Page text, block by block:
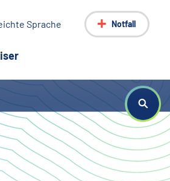
Notfall
Sprache